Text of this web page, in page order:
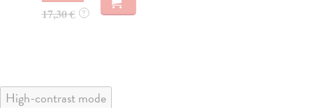
17,30 € ?
High-contrast mode